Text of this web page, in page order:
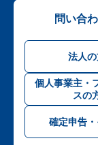
問い合
法人
個人事業主・
スの
確定申告